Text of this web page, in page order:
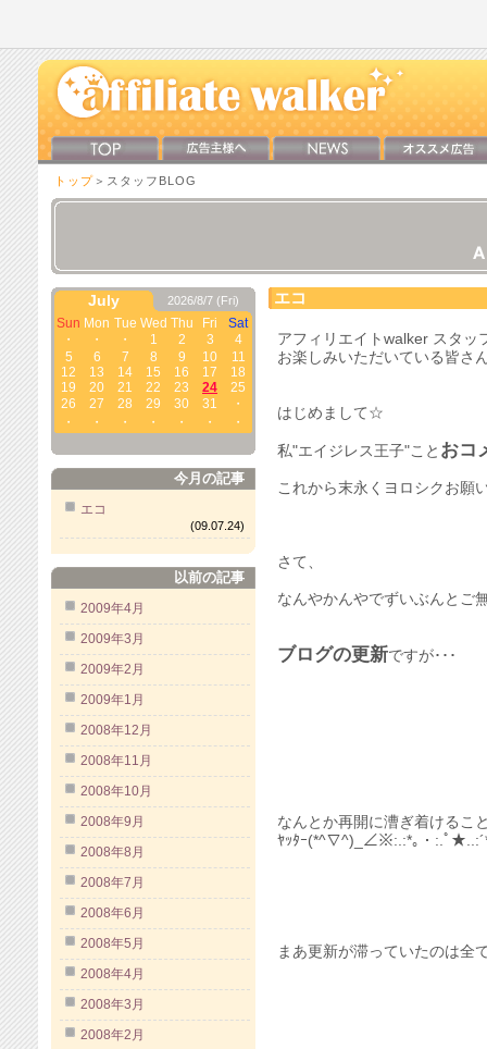
トップ ＞スタッフBLOG
July 2026/8/7 (Fri)
Sun Mon Tue Wed Thu Fri
Sat
・
・ ・ 1 2 3
4
5
6 7 8 9 10
11
12
13 14 15 16 17
18
19
20 21 22 23 24
25
26
27 28 29 30 31
・
・
・ ・ ・ ・ ・ ・
今月の記事
エコ
(09.07.24)
以前の記事
2009年4月
2009年3月
2009年2月
2009年1月
2008年12月
2008年11月
2008年10月
2008年9月
2008年8月
2008年7月
2008年6月
2008年5月
2008年4月
2008年3月
2008年2月
エコ
アフィリエイトwalker スタッ
お楽しみいただいている皆さ
はじめまして☆
私"エイジレス王子"こと おコ
これから末永くヨロシクお願
さて、
なんやかんやでずいぶんとご
ブログの更新ですが･･･
なんとか再開に漕ぎ着けるこ
ﾔｯﾀｰ(*^∇^)_∠※:.:*｡・:.ﾟ
まあ更新が滞っていたのは全